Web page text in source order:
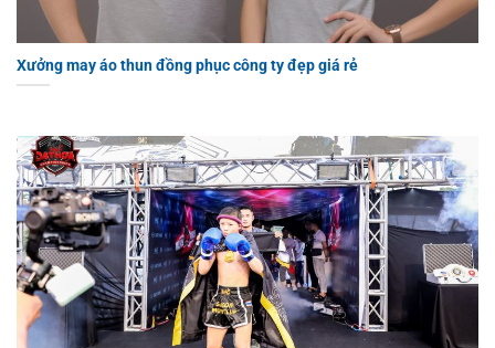
Xưởng may áo thun đồng phục công ty đẹp giá rẻ